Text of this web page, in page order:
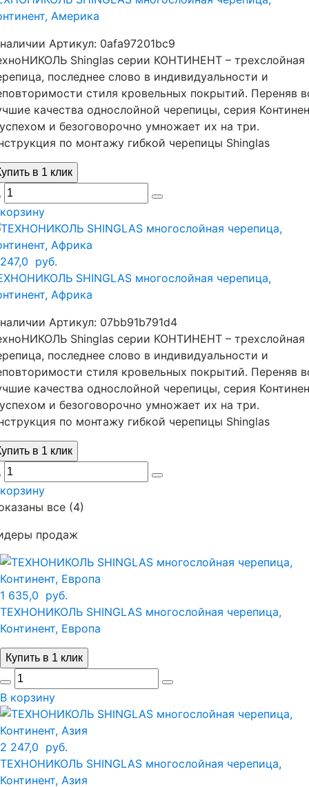
Америка
Артикул: 0afa97201bc9
Shinglas серии КОНТИНЕНТ – трехслойная
последнее слово в индивидуальности и
стиля кровельных покрытий. Переняв
качества однослойной черепицы, серия
и безоговорочно умножает их на три.
по монтажу гибкой черепицы Shinglas
в 1 клик
руб.
SHINGLAS многослойная черепица,
Африка
Артикул: 07bb91b791d4
Shinglas серии КОНТИНЕНТ – трехслойная
последнее слово в индивидуальности и
стиля кровельных покрытий. Переняв
качества однослойной черепицы, серия
и безоговорочно умножает их на три.
по монтажу гибкой черепицы Shinglas
в 1 клик
все (4)
продаж
1 635,0 руб.
ТЕХНОНИКОЛЬ SHINGLAS многослойная черепица,
Континент, Европа
Купить в 1 клик
В корзину
2 247,0 руб.
ТЕХНОНИКОЛЬ SHINGLAS многослойная черепица,
Континент, Азия